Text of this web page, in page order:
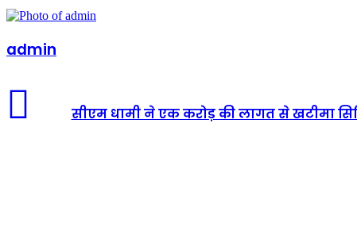
admin
सीएम धामी ने एक करोड़ की लागत से खटीमा